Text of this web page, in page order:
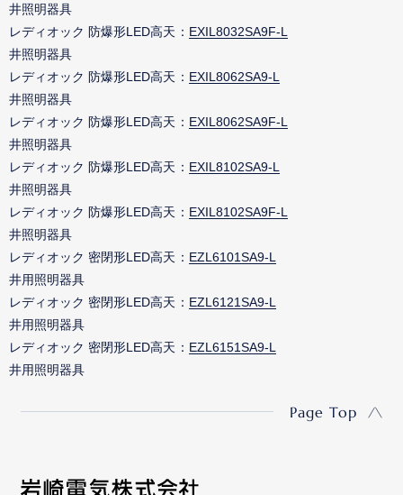
井照明器具
レディオック 防爆形LED高天
井照明器具
EXIL8032SA9F-L
レディオック 防爆形LED高天
井照明器具
EXIL8062SA9-L
レディオック 防爆形LED高天
井照明器具
EXIL8062SA9F-L
レディオック 防爆形LED高天
井照明器具
EXIL8102SA9-L
レディオック 防爆形LED高天
井照明器具
EXIL8102SA9F-L
レディオック 密閉形LED高天
井用照明器具
EZL6101SA9-L
レディオック 密閉形LED高天
井用照明器具
EZL6121SA9-L
レディオック 密閉形LED高天
井用照明器具
EZL6151SA9-L
Page Top